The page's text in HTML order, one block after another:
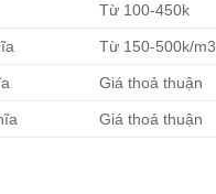
Từ 100-450k
Từ 150-500k/m3
Giá thoả thuận
Giá thoả thuận